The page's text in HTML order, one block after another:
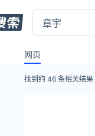
网页
找到约 46 条相关结果